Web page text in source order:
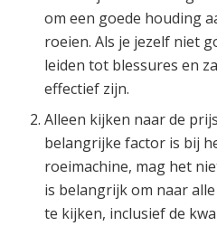
om een goede houding
roeien. Als je jezelf niet
leiden tot blessures en
effectief zijn.
Alleen kijken naar de
belangrijke factor is bij
roeimachine, mag het
is belangrijk om naar
te kijken, inclusief de